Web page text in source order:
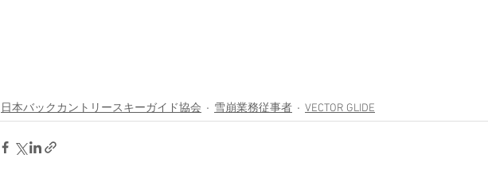
日本バックカントリースキーガイド協会 雪崩業務従事者 VECTOR GLIDE